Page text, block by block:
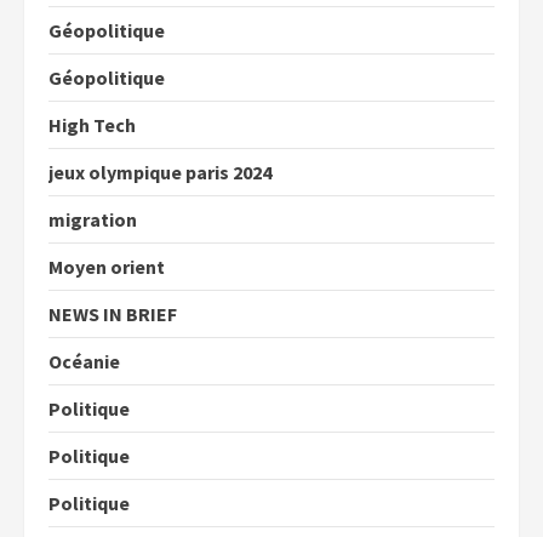
Géopolitique
Géopolitique
High Tech
jeux olympique paris 2024
migration
Moyen orient
NEWS IN BRIEF
Océanie
Politique
Politique
Politique